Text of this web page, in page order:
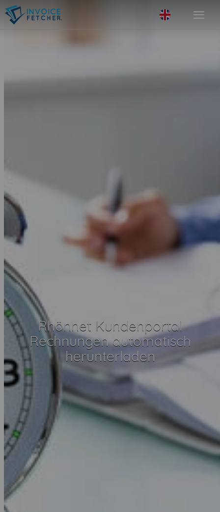
Rhönnet Kundenportal
Rechnungen automatisch
herunterladen